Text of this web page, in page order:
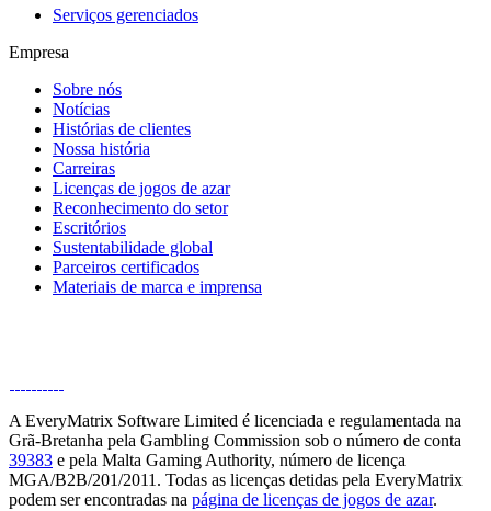
Serviços gerenciados
Empresa
Sobre nós
Notícias
Histórias de clientes
Nossa história
Carreiras
Licenças de jogos de azar
Reconhecimento do setor
Escritórios
Sustentabilidade global
Parceiros certificados
Materiais de marca e imprensa
A EveryMatrix Software Limited é licenciada e regulamentada na
Grã-Bretanha pela Gambling Commission sob o número de conta
39383 e pela Malta Gaming Authority, número de licença
MGA/B2B/201/2011. Todas as licenças detidas pela EveryMatrix
podem ser encontradas na página de licenças de jogos de azar.